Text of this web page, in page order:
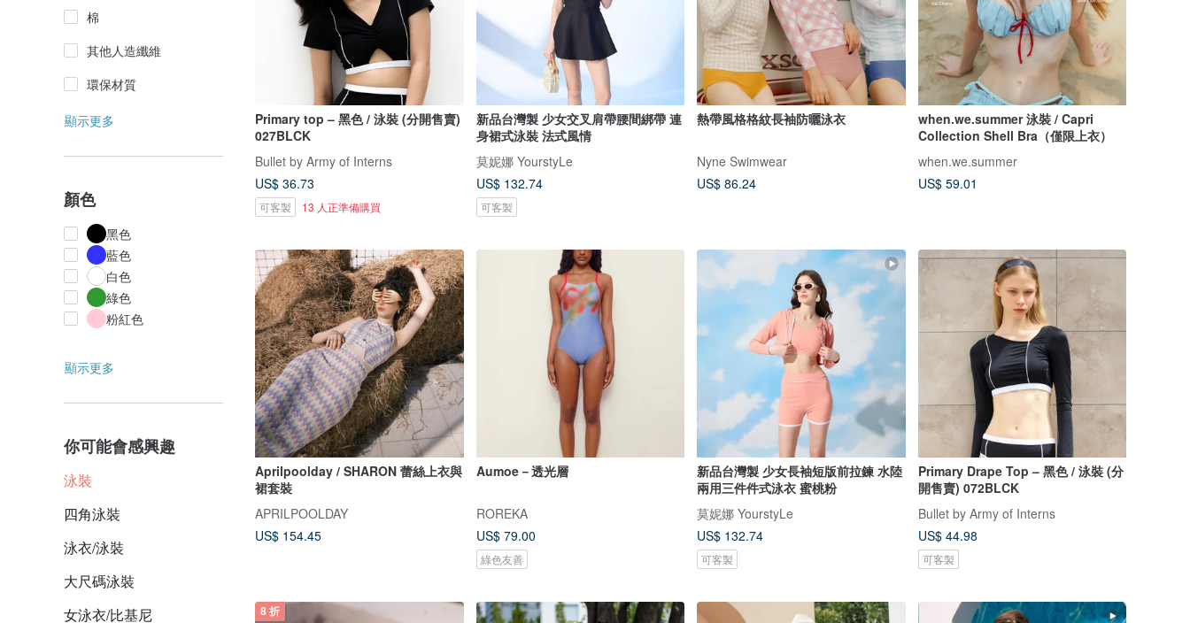
棉
其他人造纖維
環保材質
顯示更多
顏色
黑色
藍色
白色
綠色
粉紅色
顯示更多
你可能會感興趣
泳裝
四角泳裝
泳衣/泳裝
大尺碼泳裝
女泳衣/比基尼
Primary top – 黑色 / 泳裝 (分開售賣)
027BLCK
Bullet by Army of Interns
US$ 36.73
可客製 13 人正準備購買
新品台灣製 少女交叉肩帶腰間綁帶 連
身裙式泳裝 法式風情
莫妮娜 YourstyLe
US$ 132.74
可客製
熱帶風格格紋長袖防曬泳衣
Nyne Swimwear
US$ 86.24
when.we.summer 泳裝 / Capri
Collection Shell Bra（僅限上衣）
when.we.summer
US$ 59.01
Aprilpoolday / SHARON 蕾絲上衣與
裙套裝
APRILPOOLDAY
US$ 154.45
Aumoe－透光層
ROREKA
US$ 79.00
綠色友善
新品台灣製 少女長袖短版前拉鍊 水陸
兩用三件件式泳衣 蜜桃粉
莫妮娜 YourstyLe
US$ 132.74
可客製
Primary Drape Top – 黑色 / 泳裝 (分
開售賣) 072BLCK
Bullet by Army of Interns
US$ 44.98
可客製
8 折